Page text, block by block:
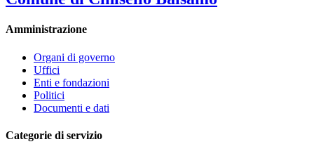
Amministrazione
Organi di governo
Uffici
Enti e fondazioni
Politici
Documenti e dati
Categorie di servizio